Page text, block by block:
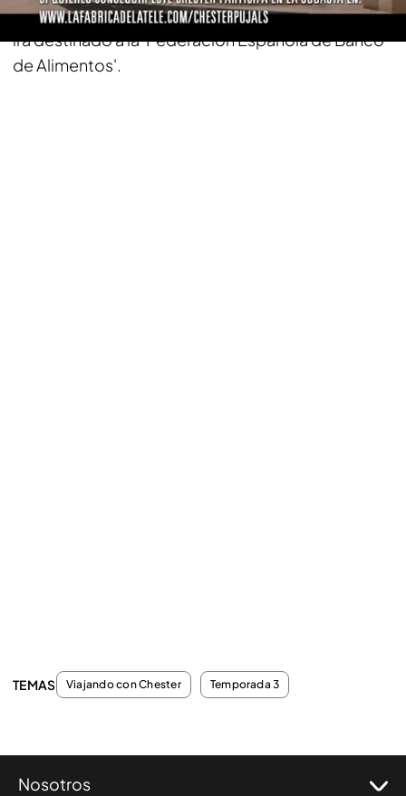
hombres más ricos, Leopoldo Fernández Pujals,
irá destinado a la 'Federación Española de Banco
de Alimentos'.
TEMAS Viajando con Chester Temporada 3
Nosotros